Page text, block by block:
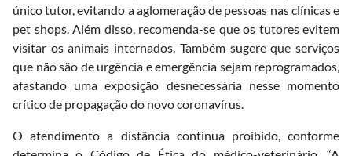
único tutor, evitando a aglomeração de pessoas nas clínicas e
pet shops. Além disso, recomenda-se que os tutores evitem
visitar os animais internados. Também sugere que serviços
que não são de urgência e emergência sejam reprogramados,
afastando uma exposição desnecessária nesse momento
crítico de propagação do novo coronavírus.
O atendimento a distância continua proibido, conforme